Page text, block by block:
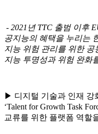
- 2021 년 TTC 출범 이후
공지능의 혜택을 누리는
지능 위험 관리를 위한
지능 투명성과 위험 완화
▶ 디지털 기술과 인재 강
‘Talent for Growth Task
교류를 위한 플랫폼 역할